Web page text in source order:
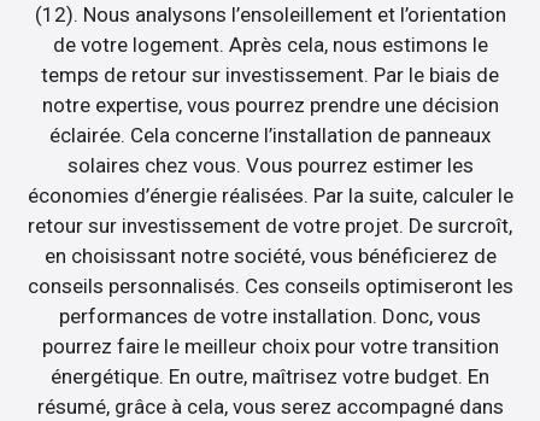
(12). Nous analysons l’ensoleillement et l’orientation
de votre logement. Après cela, nous estimons le
temps de retour sur investissement. Par le biais de
notre expertise, vous pourrez prendre une décision
éclairée. Cela concerne l’installation de panneaux
solaires chez vous. Vous pourrez estimer les
économies d’énergie réalisées. Par la suite, calculer le
retour sur investissement de votre projet. De surcroît,
en choisissant notre société, vous bénéficierez de
conseils personnalisés. Ces conseils optimiseront les
performances de votre installation. Donc, vous
pourrez faire le meilleur choix pour votre transition
énergétique. En outre, maîtrisez votre budget. En
résumé, grâce à cela, vous serez accompagné dans